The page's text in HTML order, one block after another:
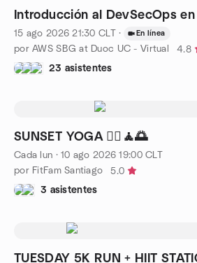
Introducción al DevSecOps en
15 ago 2026 21:30 CLT · En línea
por AWS SBG at Duoc UC - Virtual
4.8
23 asistentes
SUNSET YOGA 🧘‍♀️🧘🌅
Cada lun ·10 ago 2026 19:00 CLT
por FitFam Santiago
5.0
3 asistentes
TUESDAY 5K RUN + HIIT